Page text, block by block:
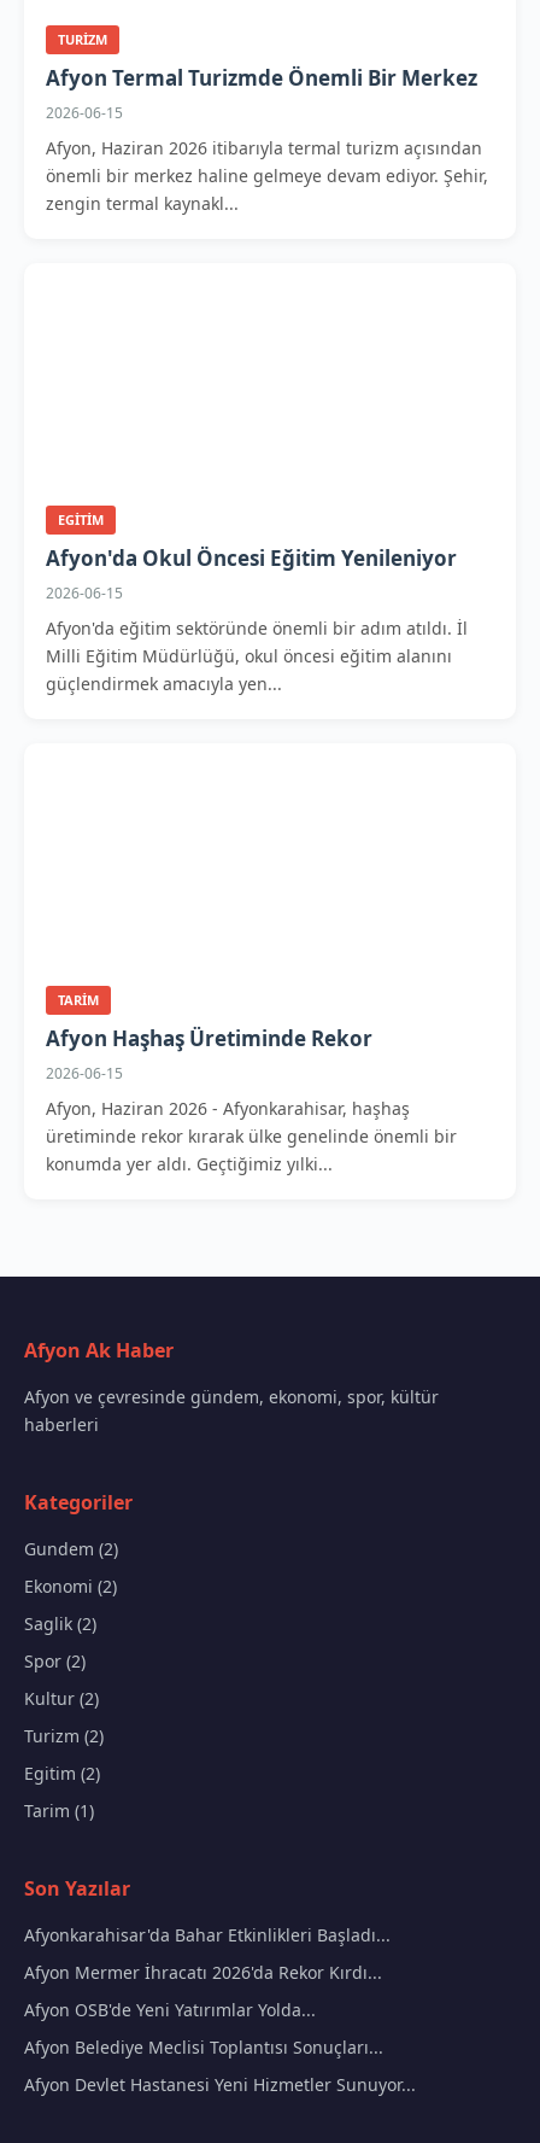
TURIZM
Afyon Termal Turizmde Önemli Bir Merkez
2026-06-15
Afyon, Haziran 2026 itibarıyla termal turizm açısından
önemli bir merkez haline gelmeye devam ediyor. Şehir,
zengin termal kaynakl...
EGITIM
Afyon'da Okul Öncesi Eğitim Yenileniyor
2026-06-15
Afyon'da eğitim sektöründe önemli bir adım atıldı. İl
Milli Eğitim Müdürlüğü, okul öncesi eğitim alanını
güçlendirmek amacıyla yen...
TARIM
Afyon Haşhaş Üretiminde Rekor
2026-06-15
Afyon, Haziran 2026 - Afyonkarahisar, haşhaş
üretiminde rekor kırarak ülke genelinde önemli bir
konumda yer aldı. Geçtiğimiz yılki...
Afyon Ak Haber
Afyon ve çevresinde gündem, ekonomi, spor, kültür
haberleri
Kategoriler
Gundem (2)
Ekonomi (2)
Saglik (2)
Spor (2)
Kultur (2)
Turizm (2)
Egitim (2)
Tarim (1)
Son Yazılar
Afyonkarahisar'da Bahar Etkinlikleri Başladı...
Afyon Mermer İhracatı 2026'da Rekor Kırdı...
Afyon OSB'de Yeni Yatırımlar Yolda...
Afyon Belediye Meclisi Toplantısı Sonuçları...
Afyon Devlet Hastanesi Yeni Hizmetler Sunuyor...